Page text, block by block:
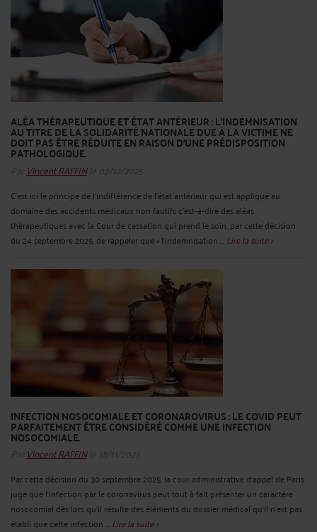
ALÉA THÉRAPEUTIQUE ET ÉTAT ANTÉRIEUR : L'INDEMNISATION
AU TITRE DE LA SOLIDARITÉ NATIONALE DUE À LA VICTIME NE
DOIT PAS ÊTRE RÉDUITE EN RAISON D'UNE PRÉDISPOSITION
PATHOLOGIQUE.
Par Vincent RAFFINle 03/12/2025
C'est ici le principe de l'indifférence de l'état antérieur qui est appliqué au
domaine des accidents médicaux non fautifs c'est-à-dire des aléas
thérapeutiques avec la Cour de cassation qui prend le soin, par cette décision
du 24 septembre 2025, de rappeler que « l'indemnisation ... Lire la suite >
INFECTION NOSOCOMIALE ET CORONAROVIRUS : LE COVID PEUT
PARFAITEMENT ÊTRE CONSIDÉRÉ COMME UNE INFECTION
NOSOCOMIALE.
Par Vincent RAFFINle 18/11/2025
Par cette décision du 30 septembre 2025, la cour administrative d'appel de Paris
juge que l'infection par le coronavirus peut tout à fait présenter un caractère
nosocomial dès lors qu'il résulte des éléments du dossier médical qu'il n'est pas
établi que cette infection ... Lire la suite >